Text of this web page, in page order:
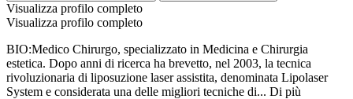
Visualizza profilo completo
Visualizza profilo completo
BIO:Medico Chirurgo, specializzato in Medicina e Chirurgia
estetica. Dopo anni di ricerca ha brevetto, nel 2003, la tecnica
rivoluzionaria di liposuzione laser assistita, denominata Lipolaser
System e considerata una delle migliori tecniche di... Di più